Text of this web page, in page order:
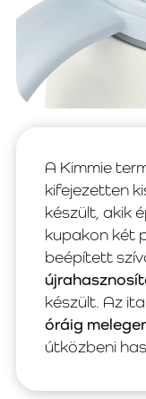
A Kimmie
kifejezetten
készült, akik
kupakon két
beépített
készült. Az
óráig
útközbeni